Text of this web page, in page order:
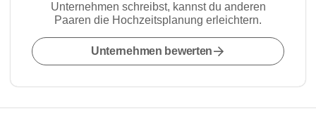
Unternehmen schreibst, kannst du anderen
Paaren die Hochzeitsplanung erleichtern.
Unternehmen bewerten